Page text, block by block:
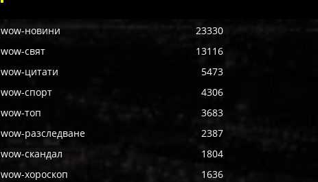
wow-новини
23330
wow-свят
13116
wow-цитати
5473
wow-спорт
4306
wow-топ
3683
wow-разследване
2387
wow-скандал
1804
wow-хороскоп
1636